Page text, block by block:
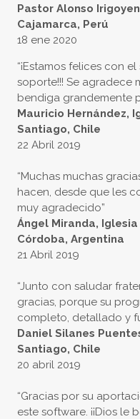
Pastor Alonso
Cajamarca, Perú
18 ene 2020
“¡Estamos felices con
soporte!!! Se agradece
bendiga grandemente
Mauricio Hernández,
Santiago, Chile
22 Abril 2019
“Muchas muchas
hacen, desde que les
muy agradecido”
Ángel Miranda, Iglesia
Córdoba, Argentina
21 Abril 2019
“Junto con saludar
gracias, porque su
completo, detallado y
Daniel Silanes
Santiago, Chile
20 abril 2019
“Gracias por su
este software. ¡¡Dios le